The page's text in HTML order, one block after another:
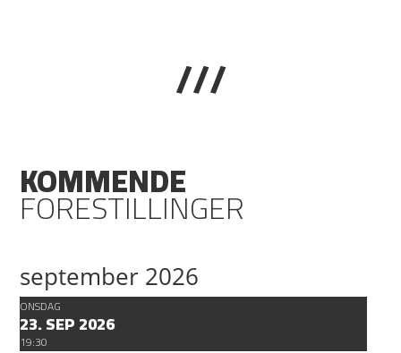
///
KOMMENDE
FORESTILLINGER
september 2026
ONSDAG
23. SEP 2026
19:30